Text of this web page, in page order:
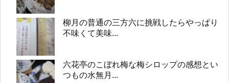
柳月の普通の三方六に挑戦したらやっぱり
不味くて美味...
六花亭のこぼれ梅な梅シロップの感想とい
つもの水無月...